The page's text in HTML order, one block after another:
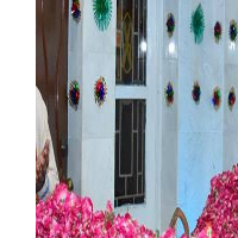
Volunteer Portal
Rohani Ilaj
Donation
Blog
Magazine